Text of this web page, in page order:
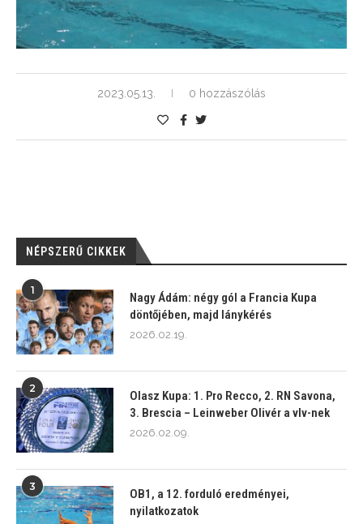
2023.05.13. 0 hozzászólás
NÉPSZERŰ CIKKEK
1
Nagy Ádám: négy gól a Francia Kupa
döntőjében, majd lánykérés
2026.02.19.
2
Olasz Kupa: 1. Pro Recco, 2. RN Savona,
3. Brescia – Leinweber Olivér a vlv-nek
2026.02.09.
3
OB1, a 12. forduló eredményei,
nyilatkozatok